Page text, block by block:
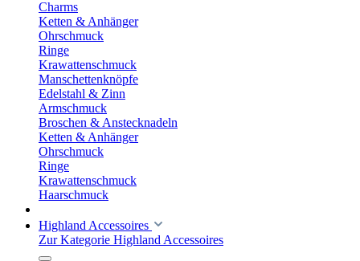
Charms
Ketten & Anhänger
Ohrschmuck
Ringe
Krawattenschmuck
Manschettenknöpfe
Edelstahl & Zinn
Armschmuck
Broschen & Anstecknadeln
Ketten & Anhänger
Ohrschmuck
Ringe
Krawattenschmuck
Haarschmuck
Highland Accessoires
Zur Kategorie Highland Accessoires